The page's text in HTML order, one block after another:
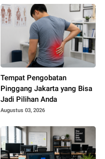
Tempat Pengobatan
Pinggang Jakarta yang Bisa
Jadi Pilihan Anda
Augustus 03, 2026